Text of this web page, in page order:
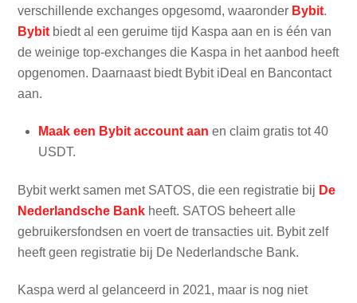
verschillende exchanges opgesomd, waaronder Bybit.
Bybit biedt al een geruime tijd Kaspa aan en is één van
de weinige top-exchanges die Kaspa in het aanbod heeft
opgenomen. Daarnaast biedt Bybit iDeal en Bancontact
aan.
Maak een Bybit account aan en claim gratis tot 40
USDT.
Bybit werkt samen met SATOS, die een registratie bij De
Nederlandsche Bank heeft. SATOS beheert alle
gebruikersfondsen en voert de transacties uit. Bybit zelf
heeft geen registratie bij De Nederlandsche Bank.
Kaspa werd al gelanceerd in 2021, maar is nog niet